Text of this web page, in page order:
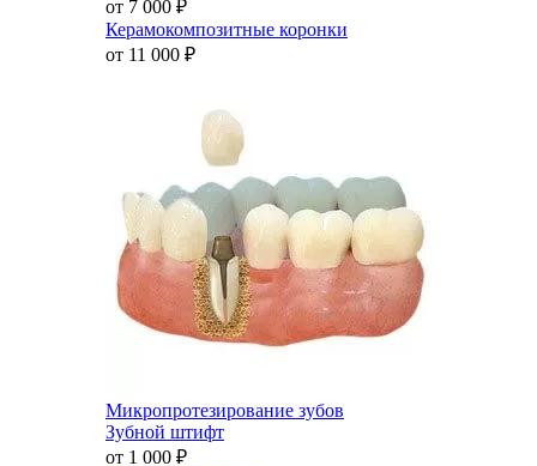
от 7 000 ₽
Керамокомпозитные коронки
от 11 000 ₽
Микропротезирование зубов
Зубной штифт
от 1 000 ₽